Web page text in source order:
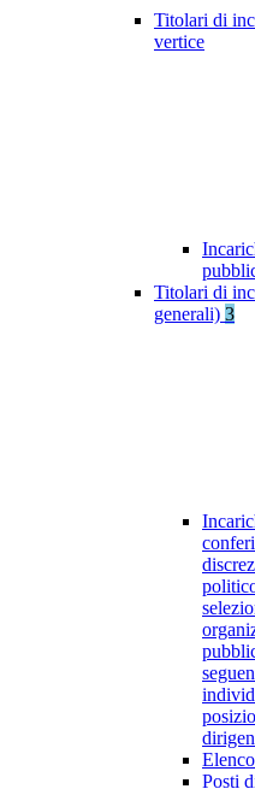
Titolari di
vertice
Titolari di
generali) 3
Posti